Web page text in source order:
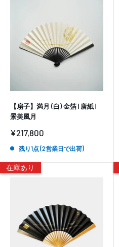
【扇子】満月 (白) 金箔 | 唐紙 |
景美風月
販
価
¥217,800
残り1点 (2営業日で出荷)
在庫あり